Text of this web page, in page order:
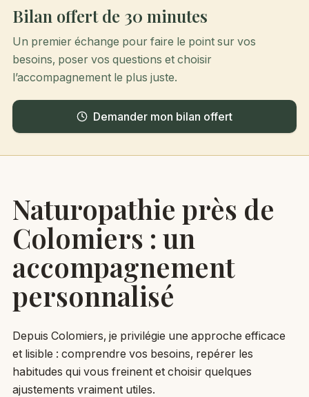
Bilan offert de 30 minutes
Un premier échange pour faire le point sur vos
besoins, poser vos questions et choisir
l’accompagnement le plus juste.
Demander mon bilan offert
Naturopathie près de
Colomiers : un
accompagnement
personnalisé
Depuis Colomiers, je privilégie une approche efficace
et lisible : comprendre vos besoins, repérer les
habitudes qui vous freinent et choisir quelques
ajustements vraiment utiles.